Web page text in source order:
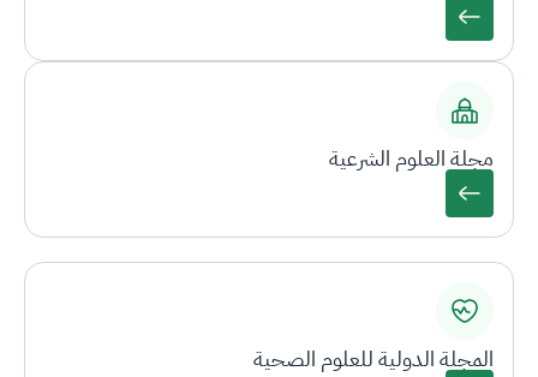
مجلة العلوم الشرعية
المجلة الدولية للعلوم الصحية